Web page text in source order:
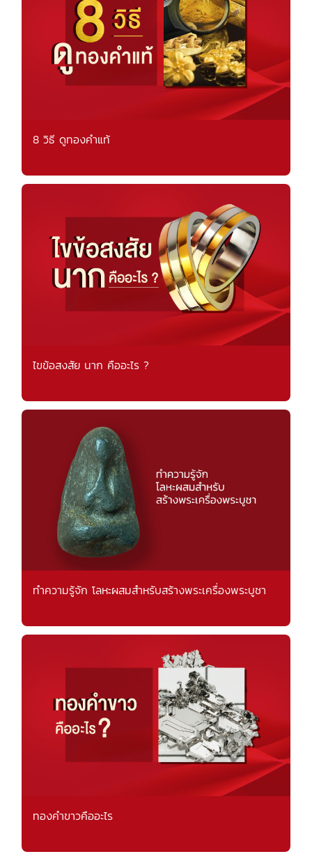
8 วิธี ดูทองคำแท้
ไขข้อสงสัย นาก คืออะไร ?
ทำความรู้จัก โลหะผสมสำหรับสร้างพระเครื่องพระบูชา
ทองคำขาวคืออะไร